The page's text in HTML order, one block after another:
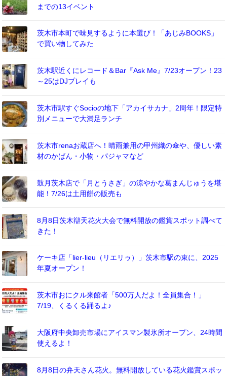
までの13イベント
茨木市本町で味見するように本選び！「あじみBOOKS」
で買い物してみた
茨木駅近くにレコード＆Bar『Ask Me』7/23オープン！23
～25はDJプレイも
茨木市駅すぐSocioの地下「アカイサカナ」2周年！限定特
別メニューで大満足ランチ
茨木市renaお蔵店へ！晴雨兼用の甲州織の傘や、優しい素
材のかばん・小物・パジャマなど
鼓月茨木店で「月とうさぎ」の涼やかな葛まんじゅうを堪
能！7/26は土用餅の販売も
8月8日茨木辯天花火大会で無料開放の鑑賞スポット調べて
きた！
ケーキ店「lier-lieu（リエリゥ）」茨木市駅の東に、2025
年夏オープン！
茨木市おにクル来館者「500万人だよ！全員集合！」
7/19、くるくる踊るよ♪
大阪府中央卸売市場にアイスマン製氷所オープン、24時間
使えるよ！
8月8日の弁天さん花火。無料開放している花火鑑賞スポッ